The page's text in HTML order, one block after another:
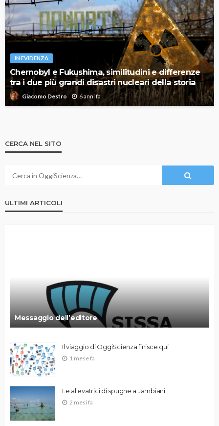
IN EVIDENZA
Chernobyl e Fukushima, similitudini e differenze
tra i due più grandi disastri nucleari della storia
Giacomo Destro 6 anni fa
CERCA NEL SITO
ULTIMI ARTICOLI
Messaggio dell’editore
Il viaggio di OggiScienza finisce qui
1 mese fa
Le allevatrici di spugne a Jambiani
2 mesi fa